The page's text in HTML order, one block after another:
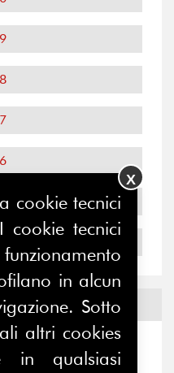
Eventi
Eventi
cookie tecnici
tecnici
in alcun
Sotto
altri cookies
in qualsiasi
X